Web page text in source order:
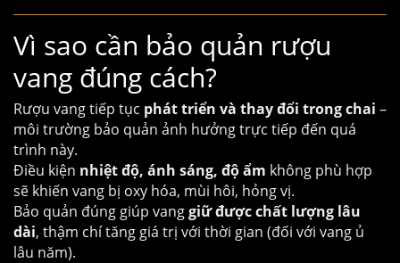
Vì sao cần bảo quản rượu
vang đúng cách?
Rượu vang tiếp tục phát triển và thay đổi trong chai –
môi trường bảo quản ảnh hưởng trực tiếp đến quá
trình này.
Điều kiện nhiệt độ, ánh sáng, độ ẩm không phù hợp
sẽ khiến vang bị oxy hóa, mùi hôi, hỏng vị.
Bảo quản đúng giúp vanggiữ được chất lượng lâu
dài, thậm chí tăng giá trị với thời gian (đối với vang ủ
lâu năm).